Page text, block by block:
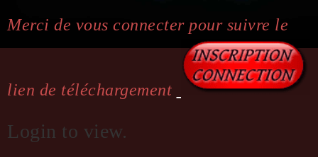
Merci de vous connecter pour suivre le
lien de téléchargement
Login to view.